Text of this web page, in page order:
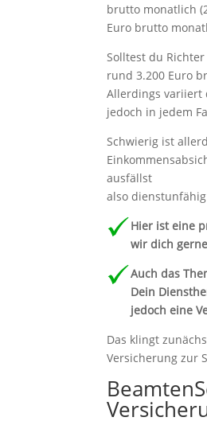
brutto monatlich
Euro brutto
Solltest du
rund 3.200 Euro
Allerdings variiert
jedoch in jedem
Schwierig ist
ausfällst
also
Hier ist eine
wir dich
Auch das
Dein
jedoch eine
Das klingt
Versicherung zur